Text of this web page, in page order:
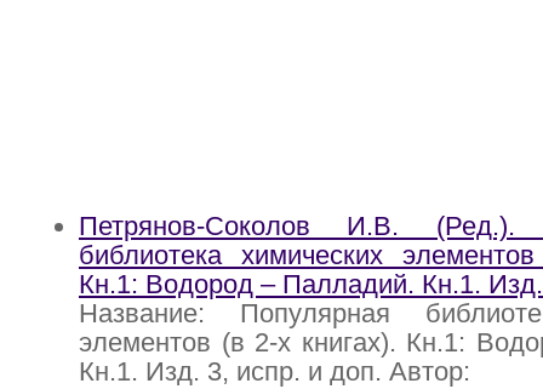
Петрянов-Соколов И.В.
библиотека химических
Кн.1: Водород – Палладий. Кн.1.
Название: Популярная
элементов (в 2-х книгах). Кн.1:
Кн.1. Изд. 3, испр. и доп. Автор: